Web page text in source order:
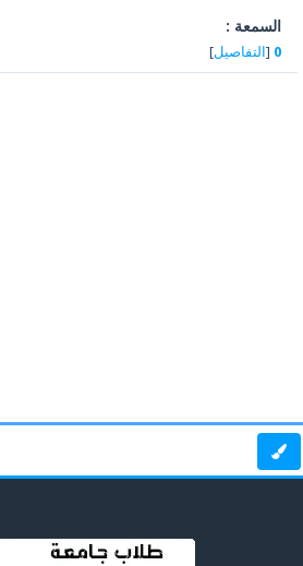
السمعة :
0
[ التفاصيل]